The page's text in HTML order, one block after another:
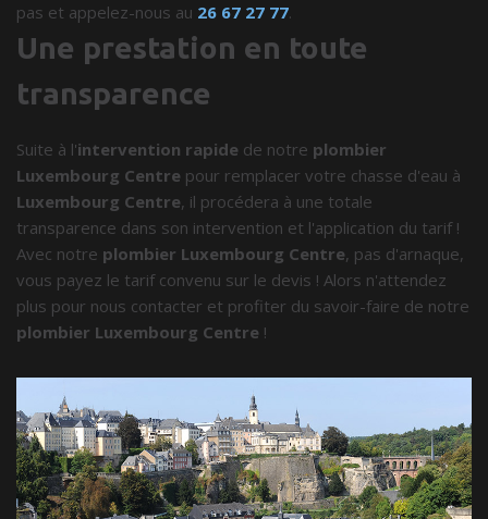
pas et appelez-nous au 26 67 27 77.
Une prestation en toute
transparence
Suite à l'intervention rapide de notre plombier
Luxembourg Centre pour remplacer votre chasse d'eau à
Luxembourg Centre, il procédera à une totale
transparence dans son intervention et l'application du tarif !
Avec notre plombier Luxembourg Centre, pas d'arnaque,
vous payez le tarif convenu sur le devis ! Alors n'attendez
plus pour nous contacter et profiter du savoir-faire de notre
plombier Luxembourg Centre !